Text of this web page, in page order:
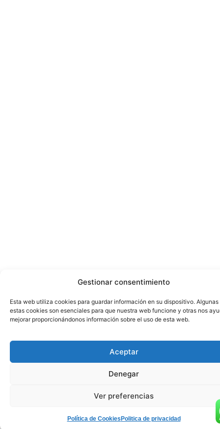
Gestionar consentimiento
Esta web utiliza cookies para guardar información en su dispositivo. Algunas
estas cookies son esenciales para que nuestra web funcione y otras nos
mejorar proporcionándonos información sobre el uso de esta web.
Aceptar
Denegar
Ver preferencias
Política de Cookies Politica de privacidad